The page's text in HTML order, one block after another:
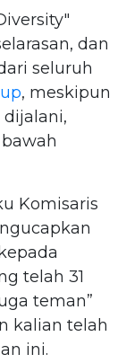
dan
seluruh
, meskipun
Komisaris
telah 31
teman”
kalian telah
ini.